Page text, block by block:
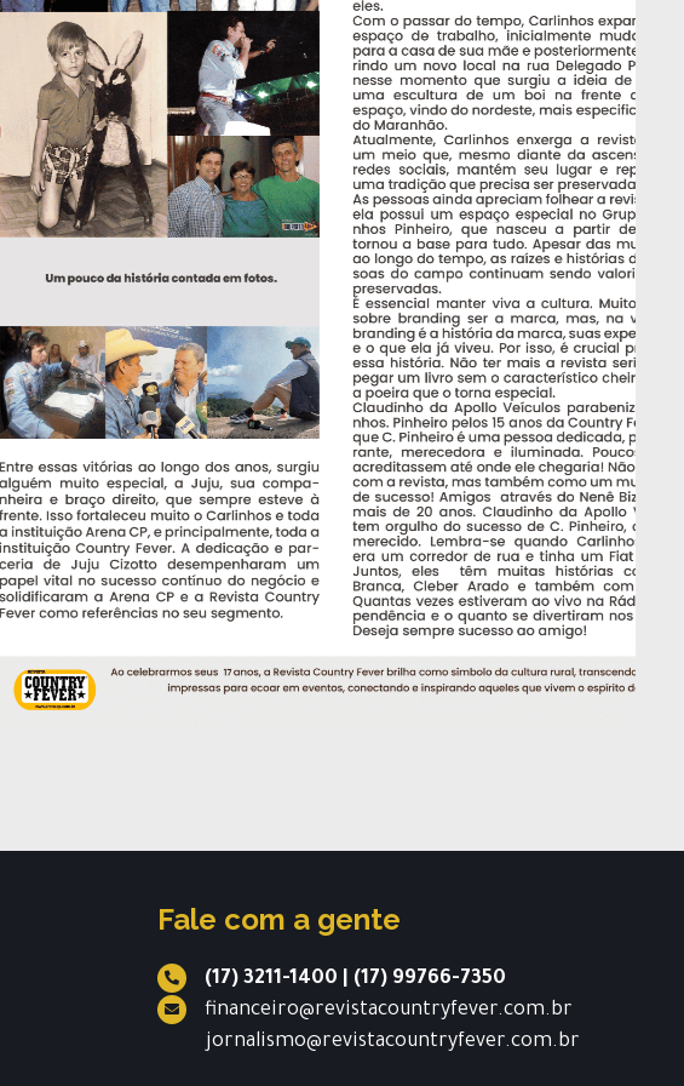
Fale com a gente
(17) 3211-1400
(17) 99766-7350
financeiro@revistacountryfever.com.br
jornalismo@revistacountryfever.com.br